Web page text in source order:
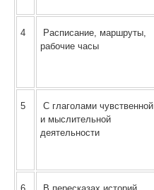
4
Расписание, маршруты,
рабочие часы
5
С глаголами чувственной
и мыслительной
деятельности